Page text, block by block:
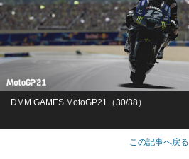
DMM GAMES MotoGP21（30/38）
この記事へ戻る